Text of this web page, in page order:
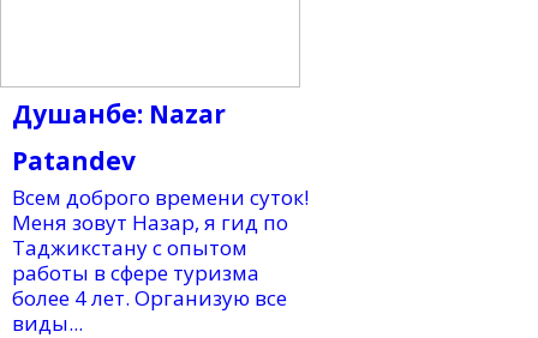
Душанбе: Nazar
Patandev
Всем доброго времени суток!
Меня зовут Назар, я гид по
Таджикстану с опытом
работы в сфере туризма
более 4 лет. Организую все
виды...